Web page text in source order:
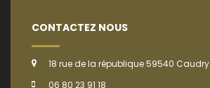
CONTACTEZ NOUS
18 rue de la république 59540 Caudry
06 80 23 91 18